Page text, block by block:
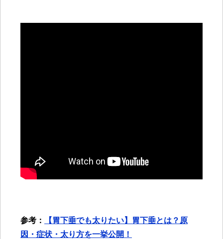
参考：
【胃下垂でも太りたい】胃下垂とは？原
因・症状・太り方を一挙公開！